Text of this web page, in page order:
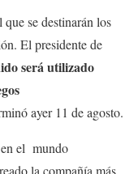
se destinarán los
El presidente de
será utilizado
ayer 11 de agosto.
el mundo
la compañía más